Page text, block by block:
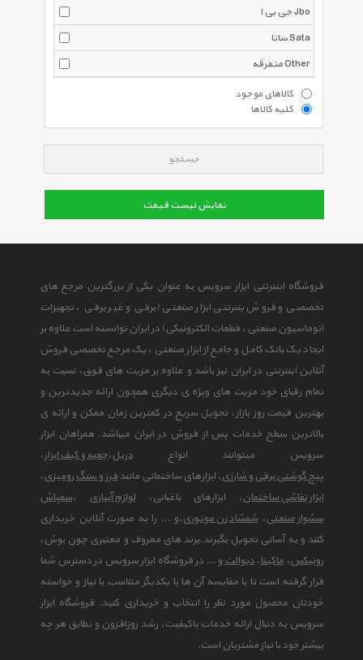
جی بی ا Jbo
ساتا Sata
متفرقه Other
کالاهای موجود
کلیه کالاها
جستجو
نمایش لیست قیمت
فروشگاه اینترنتی ابزار سرویس به عنوان یکی از بزرگترین مرجع های
تخصصی و فروش ینترنتی ابزار صنعتی (برقی و غیر برقی ، تجهیزات
اتوماسیون صنعتی ، قطعات الکترونیکی) در ایران توانسته است علاوه بر
ایجاد یک بانک کامل و جامع از ابزار صنعتی ، یک مرجع تخصصی فروش
آنلاین اینترنتی در ایران نیز باشد و علاوه بر مزیت های فوق، نسبت به
تمام رقبای خود مزیت های ویژه ی دیگری همچون ارائه جدیدترین و
بهترین قیمت روز بازار، تحویل سریع در کمترین زمان ممکن و ارائه ی
بالاترین سطح خدمات پس از فروش در ایران میباشد. همراهان ابزار
سرویس میتوانند انواع دریل،جعبه و کیف ابزار،
پیچ گوشتی برقی و شارژی، ابزارهای ساختمانی مانند فرز و سنگ رومیزی،
ابزار نقاشی ساختمان، ابزارهای باغبانی،لوازم آبیاری ،سمپاش
سشوار صنعتی،شمشاد زن موتوری،و ... را به صورت آنلاین خریداری
کنند و به آسانی تحویل بگیرند.برند های معروف و معتبری چون بوش،
رونیکس،ماکیتا،دیوالتو ... در فروشگاه ابزار سرویس در دسترس شما
قرار گرفته است تا با مقایسه آن ها با یکدیگر متناسب با نیاز و خواسته
خودتان محصول مورد نظر را انتخاب و خریداری کنید. فروشگاه ابزار
سرویس به دنبال ارائه خدمات باکیفیت، رشد روزافزون و تطابق هر چه
بیشتر خود با نیاز مشتریان است.